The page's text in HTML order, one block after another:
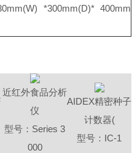
*300mm(D)* 400mm
近红外食品分析
仪
型号：Series 3
000
AIDEX精密种子
计数器(
型号：IC-1